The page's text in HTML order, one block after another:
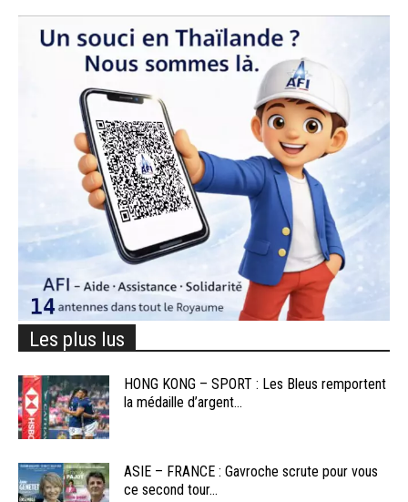
Les plus lus
HONG KONG – SPORT : Les Bleus remportent
la médaille d’argent...
ASIE – FRANCE : Gavroche scrute pour vous
ce second tour...